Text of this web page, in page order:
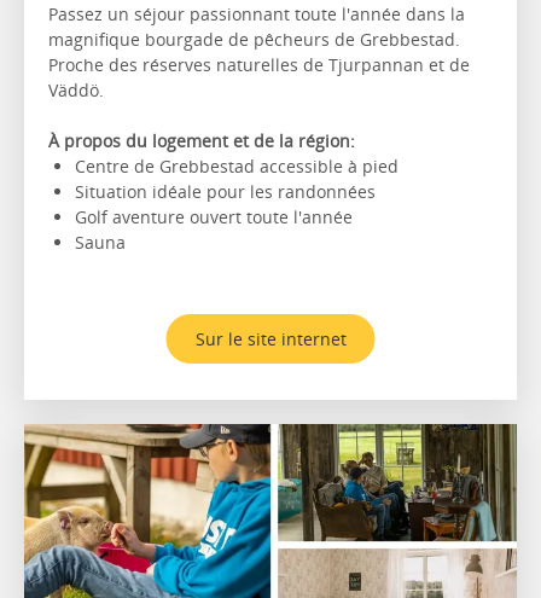
Passez un séjour passionnant toute l'année dans la
magnifique bourgade de pêcheurs de Grebbestad.
Proche des réserves naturelles de Tjurpannan et de
Väddö.
À propos du logement et de la région:
Centre de Grebbestad accessible à pied
Situation idéale pour les randonnées
Golf aventure ouvert toute l'année
Sauna
Sur le site internet